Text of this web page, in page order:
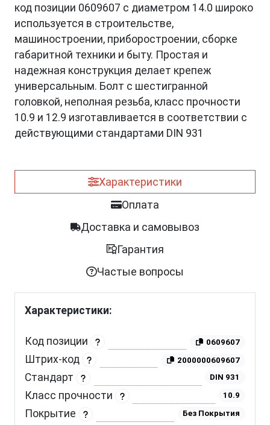
код позиции 0609607 с диаметром 14.0 широко
используется в строительстве,
машиностроении, приборостроении, сборке
габаритной техники и быту. Простая и
надежная конструкция делает крепеж
универсальным. Болт с шестигранной
головкой, неполная резьба, класс прочности
10.9 и 12.9 изготавливается в соответствии с
действующими стандартами DIN 931
Характеристики
Оплата
Доставка и самовывоз
Гарантия
Частые вопросы
Характеристики:
Код позиции 0609607
Штрих-код 2000000609607
Стандарт DIN 931
Класс прочности 10.9
Покрытие Без Покрытия